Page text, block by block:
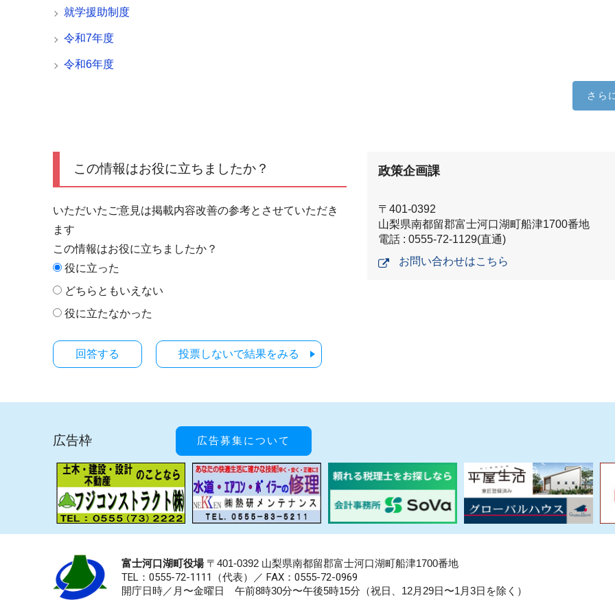
就学援助制度
令和7年度
令和6年度
さら
この情報はお役に立ちましたか？
いただいたご意見は掲載内容改善の参考とさせていただき
ます
この情報はお役に立ちましたか？
役に立った
どちらともいえない
役に立たなかった
投票しないで結果をみる
政策企画課
〒401-0392
山梨県南都留郡富士河口湖町船津1700番地
電話 : 0555-72-1129(直通)
お問い合わせはこちら
広告枠 広告募集について
富士河口湖町役場〒401-0392 山梨県南都留郡富士河口湖町船津1700番地
TEL：0555-72-1111 （代表）／ FAX：0555-72-0969
開庁日時／月〜金曜日 午前8時30分〜午後5時15分（祝日、12月29日〜1月3日を除く）